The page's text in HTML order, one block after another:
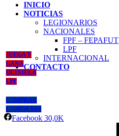
INICIO
NOTICIAS
LEGIONARIOS
NACIONALES
FPF – FEPAFUT
LPF
INTERNACIONAL
CONTACTO
JUEGA Y
GANA
QUINIELA
LPF
COMPRAR
CAMISETAS
Facebook 30,0K